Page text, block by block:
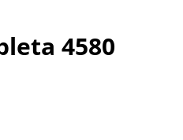
4580